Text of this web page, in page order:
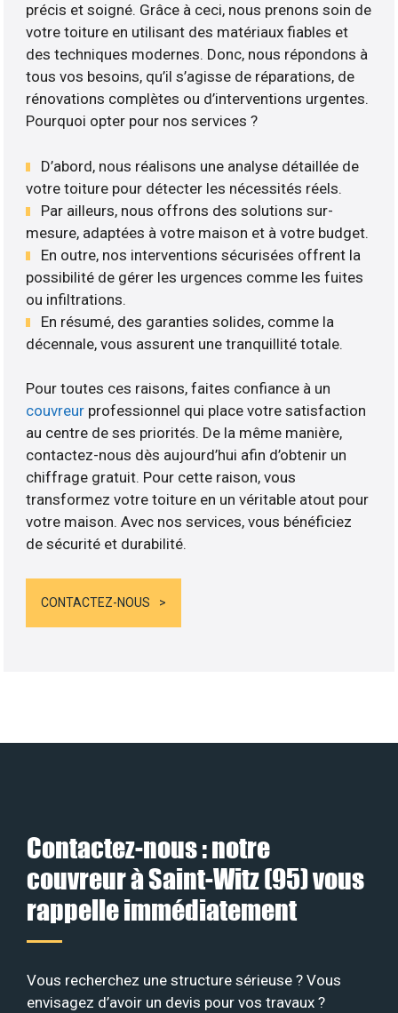
précis et soigné. Grâce à ceci, nous prenons soin de
votre toiture en utilisant des matériaux fiables et
des techniques modernes. Donc, nous répondons à
tous vos besoins, qu’il s’agisse de réparations, de
rénovations complètes ou d’interventions urgentes.
Pourquoi opter pour nos services ?
D’abord, nous réalisons une analyse détaillée de
votre toiture pour détecter les nécessités réels.
Par ailleurs, nous offrons des solutions sur-
mesure, adaptées à votre maison et à votre budget.
En outre, nos interventions sécurisées offrent la
possibilité de gérer les urgences comme les fuites
ou infiltrations.
En résumé, des garanties solides, comme la
décennale, vous assurent une tranquillité totale.
Pour toutes ces raisons, faites confiance à un
couvreur professionnel qui place votre satisfaction
au centre de ses priorités. De la même manière,
contactez-nous dès aujourd’hui afin d’obtenir un
chiffrage gratuit. Pour cette raison, vous
transformez votre toiture en un véritable atout pour
votre maison. Avec nos services, vous bénéficiez
de sécurité et durabilité.
CONTACTEZ-NOUS
Contactez-nous : notre
couvreur à Saint-Witz (95) vous
rappelle immédiatement
Vous recherchez une structure sérieuse ? Vous
envisagez d’avoir un devis pour vos travaux ?